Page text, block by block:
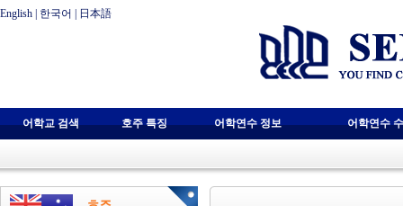
English 한국어 日本語
어학교 검색 호주 특징 어학연수 정보 어학연수